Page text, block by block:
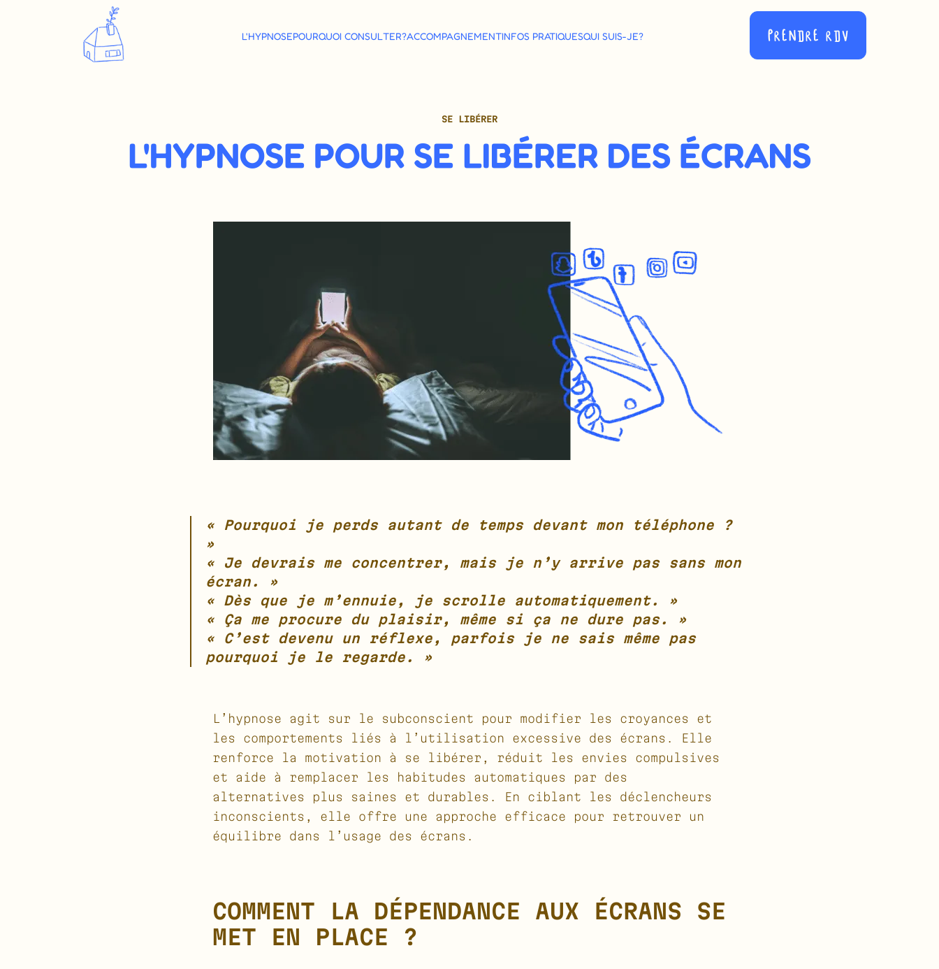
L'HYPNOSEPOURQUOI CONSULTER?ACCOMPAGNEMENTINFOS PRATIQUESQUI SUIS-JE? PRENDRE RDV
SE LIBÉRER
L'HYPNOSE POUR SE LIBÉRER DES ÉCRANS
« Pourquoi je perds autant de temps devant mon téléphone ?
»
« Je devrais me concentrer, mais je n’y arrive pas sans mon
écran. »
« Dès que je m’ennuie, je scrolle automatiquement. »
« Ça me procure du plaisir, même si ça ne dure pas. »
« C’est devenu un réflexe, parfois je ne sais même pas
pourquoi je le regarde. »
L’hypnose agit sur le subconscient pour modifier les croyances et
les comportements liés à l’utilisation excessive des écrans. Elle
renforce la motivation à se libérer, réduit les envies compulsives
et aide à remplacer les habitudes automatiques par des
alternatives plus saines et durables. En ciblant les déclencheurs
inconscients, elle offre une approche efficace pour retrouver un
équilibre dans l’usage des écrans.
COMMENT LA DÉPENDANCE AUX ÉCRANS SE
MET EN PLACE ?